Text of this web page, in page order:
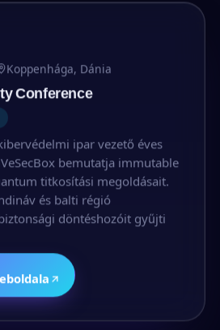
Koppenhága, Dánia
Conference
ipar vezető éves
bemutatja immutable
titkosítási megoldásait.
és balti régió
döntéshozóit gyűjti